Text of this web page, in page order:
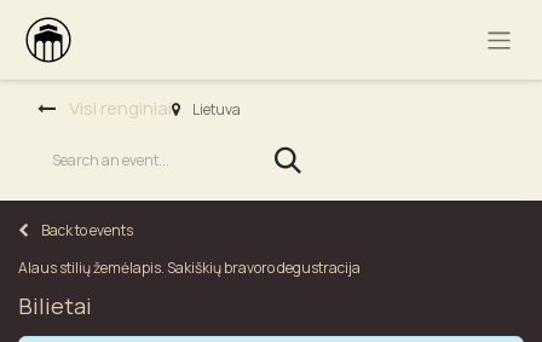
Visi renginiai Lietuva
Back to events
Alaus stilių žemėlapis. Sakiškių bravoro degustracija
Bilietai